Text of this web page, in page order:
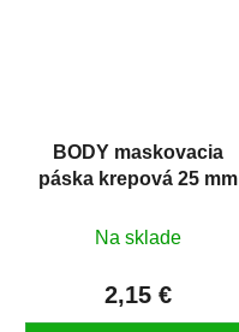
BODY maskovacia
páska krepová 25 mm
Na sklade
2,15 €